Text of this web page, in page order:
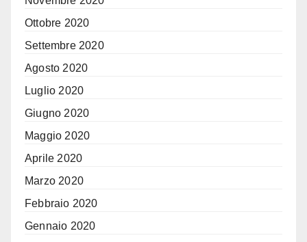
Ottobre 2020
Settembre 2020
Agosto 2020
Luglio 2020
Giugno 2020
Maggio 2020
Aprile 2020
Marzo 2020
Febbraio 2020
Gennaio 2020